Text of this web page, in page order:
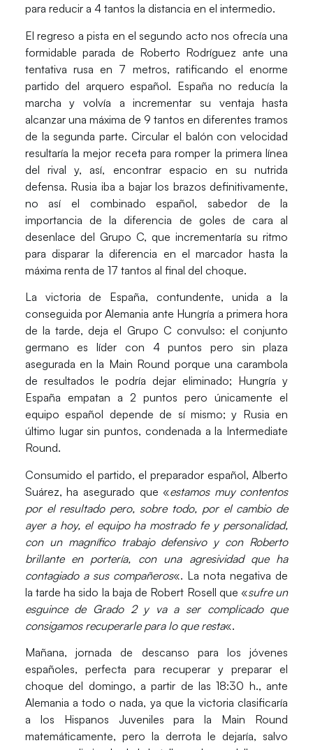
para reducir a 4 tantos la distancia en el intermedio.
El regreso a pista en el segundo acto nos ofrecía una
formidable parada de Roberto Rodríguez ante una
tentativa rusa en 7 metros, ratificando el enorme
partido del arquero español. España no reducía la
marcha y volvía a incrementar su ventaja hasta
alcanzar una máxima de 9 tantos en diferentes tramos
de la segunda parte. Circular el balón con velocidad
resultaría la mejor receta para romper la primera línea
del rival y, así, encontrar espacio en su nutrida
defensa. Rusia iba a bajar los brazos definitivamente,
no así el combinado español, sabedor de la
importancia de la diferencia de goles de cara al
desenlace del Grupo C, que incrementaría su ritmo
para disparar la diferencia en el marcador hasta la
máxima renta de 17 tantos al final del choque.
La victoria de España, contundente, unida a la
conseguida por Alemania ante Hungría a primera hora
de la tarde, deja el Grupo C convulso: el conjunto
germano es líder con 4 puntos pero sin plaza
asegurada en la Main Round porque una carambola
de resultados le podría dejar eliminado; Hungría y
España empatan a 2 puntos pero únicamente el
equipo español depende de sí mismo; y Rusia en
último lugar sin puntos, condenada a la Intermediate
Round.
Consumido el partido, el preparador español,Alberto
Suárez, ha asegurado que «estamos muy contentos
por el resultado pero, sobre todo, por el cambio de
ayer a hoy, el equipo ha mostrado fe y personalidad,
con un magnífico trabajo defensivo y con Roberto
brillante en portería, con una agresividad que ha
contagiado a sus compañeros«. La nota negativa de
la tarde ha sido la baja de Robert Rosell que «sufre un
esguince de Grado 2 y va a ser complicado que
consigamos recuperarle para lo que resta«.
Mañana, jornada de descanso para los jóvenes
españoles, perfecta para recuperar y preparar el
choque del domingo, a partir de las 18:30 h., ante
Alemania a todo o nada, ya que la victoria clasificaría
a los Hispanos Juveniles para la Main Round
matemáticamente, pero la derrota le dejaría, salvo